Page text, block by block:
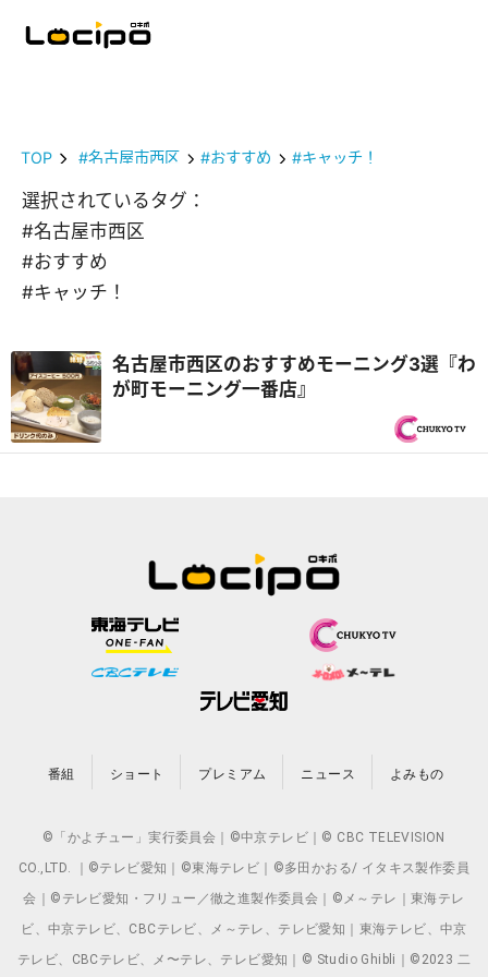
TOP #名古屋市西区 #おすすめ #キャッチ！
選択されているタグ：
#名古屋市西区
#おすすめ
#キャッチ！
名古屋市西区のおすすめモーニング3選『わ
が町モーニング一番店』
番組 ショート プレミアム ニュース よみもの
©「かよチュー」実行委員会｜©中京テレビ｜© CBC TELEVISION
CO.,LTD. ｜©テレビ愛知｜©東海テレビ｜©多田かおる/ イタキス製作委員
会｜©テレビ愛知・フリュー／徹之進製作委員会｜©メ～テレ｜東海テレ
ビ、中京テレビ、CBCテレビ、メ～テレ、テレビ愛知｜東海テレビ、中京
テレビ、CBCテレビ、メ〜テレ、テレビ愛知｜© Studio Ghibli｜©2023 二